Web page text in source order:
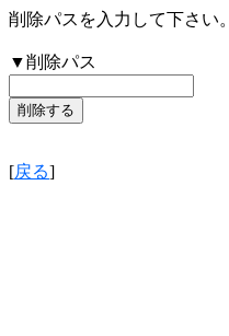
削除パスを入力して下さい。
▼削除パス
[戻る]